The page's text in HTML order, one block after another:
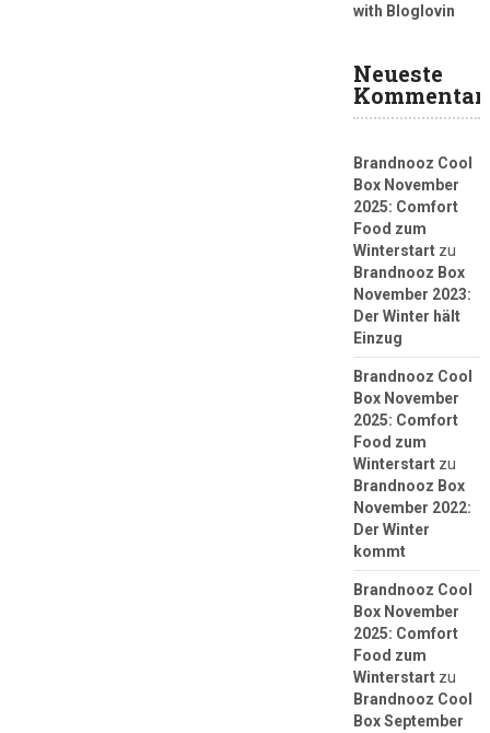
with Bloglovin
Neueste
Brandnooz Cool
Box November
2025: Comfort
Food zum
Winterstartzu
Brandnooz Box
November 2023:
Der Winter hält
Einzug
Brandnooz Cool
Box November
2025: Comfort
Food zum
Winterstartzu
Brandnooz Box
November 2022:
Der Winter
kommt
Brandnooz Cool
Box November
2025: Comfort
Food zum
Winterstartzu
Brandnooz Cool
Box September